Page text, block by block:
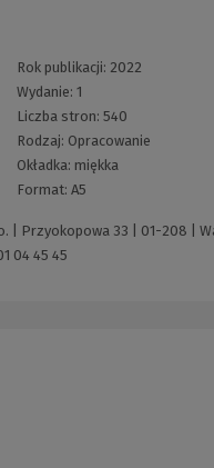
Rok publikacji: 2022
Wydanie: 1
Liczba stron: 540
Rodzaj: Opracowanie
Okładka: miękka
Format: A5
| Przyokopowa 33 | 01-208 |
04 45 45